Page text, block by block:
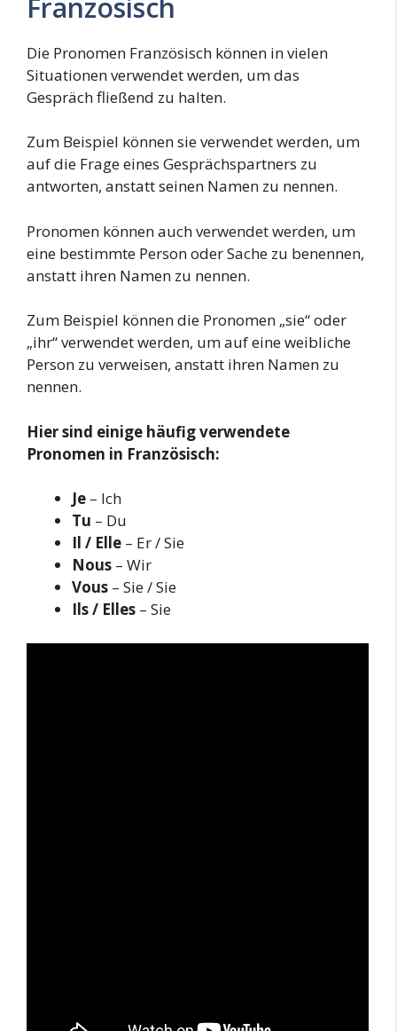
Die Pronomen Französisch können in vielen
Situationen verwendet werden, um das
Gespräch fließend zu halten.
Zum Beispiel können sie verwendet werden, um
auf die Frage eines Gesprächspartners zu
antworten, anstatt seinen Namen zu nennen.
Pronomen können auch verwendet werden, um
eine bestimmte Person oder Sache zu benennen,
anstatt ihren Namen zu nennen.
Zum Beispiel können die Pronomen „sie“ oder
„ihr“ verwendet werden, um auf eine weibliche
Person zu verweisen, anstatt ihren Namen zu
nennen.
Hier sind einige häufig verwendete
Pronomen in Französisch:
Je – Ich
Tu – Du
Il / Elle – Er / Sie
Nous – Wir
Vous – Sie / Sie
Ils / Elles – Sie